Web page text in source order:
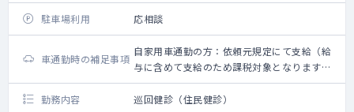
駐車場利用 応相談
車通勤時の補足事項
自家用車通勤の方：依頼元規定にて支給（給
与に含めて支給のため課税対象となります。
備考欄参照ください）
勤務内容
巡回健診（住民健診）